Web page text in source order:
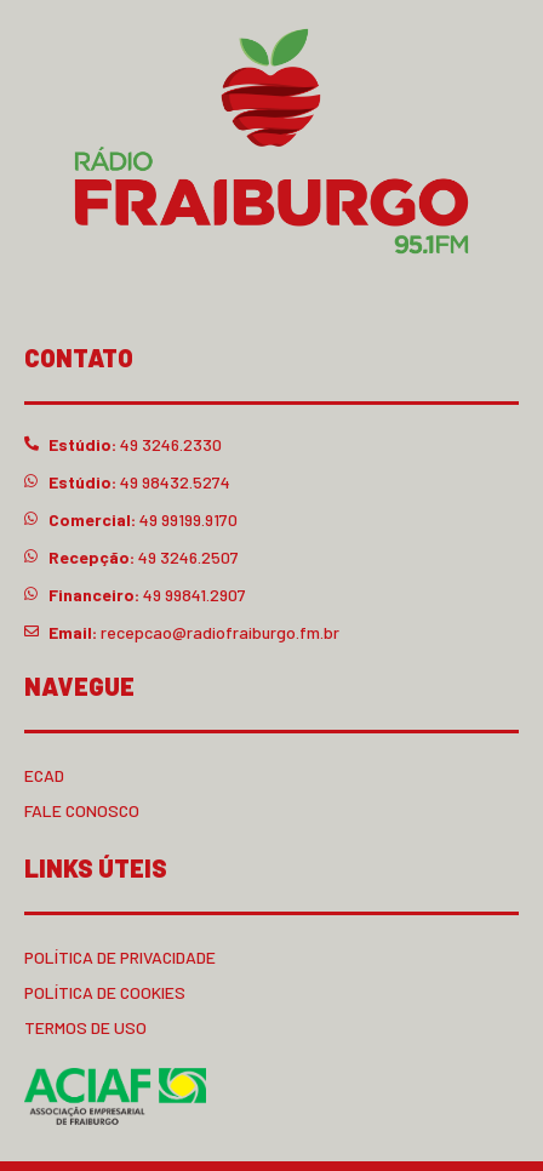
CONTATO
Estúdio: 49 3246.2330
Estúdio: 49 98432.5274
Comercial: 49 99199.9170
Recepção: 49 3246.2507
Financeiro: 49 99841.2907
Email: recepcao@radiofraiburgo.fm.br
NAVEGUE
ECAD
FALE CONOSCO
LINKS ÚTEIS
POLÍTICA DE PRIVACIDADE
POLÍTICA DE COOKIES
TERMOS DE USO